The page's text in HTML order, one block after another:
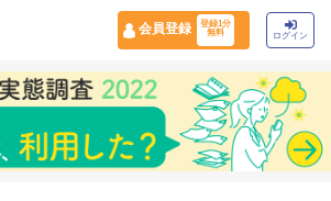
会員登録
登録1分
無料
ログイン